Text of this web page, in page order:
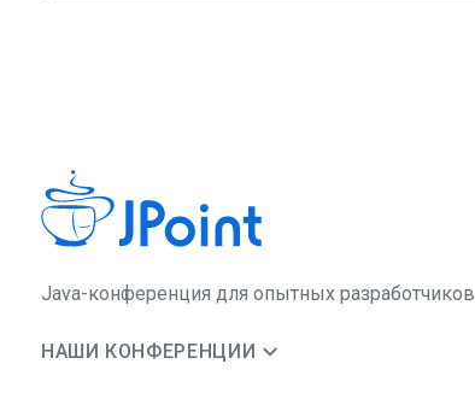
Java-конференция для опытных разработчиков
НАШИ КОНФЕРЕНЦИИ